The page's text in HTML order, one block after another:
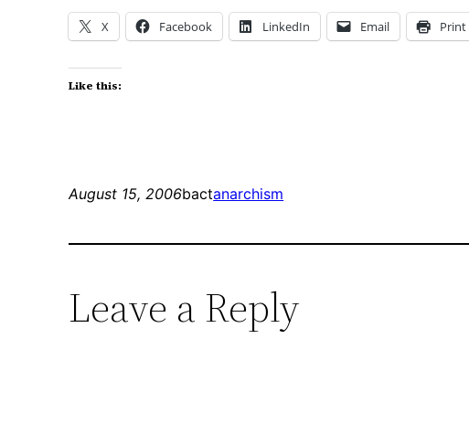
X Facebook LinkedIn Email Print
Like this:
August 15, 2006bactanarchism
Leave a Reply